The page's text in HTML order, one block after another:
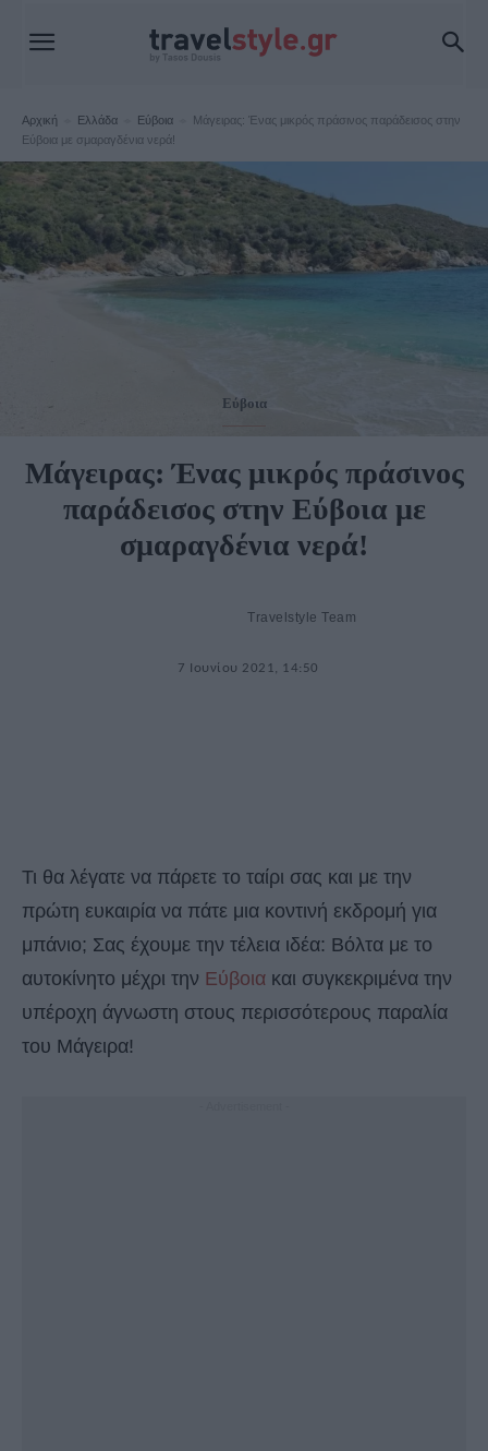
Αρχική Ελλάδα Εύβοια
Μάγειρας: Ένας μικρός πράσινος παράδεισος στην
Εύβοια με σμαραγδένια νερά!
Εύβοια
Μάγειρας: Ένας μικρός πράσινος
παράδεισος στην Εύβοια με
σμαραγδένια νερά!
Travelstyle Team
7 Ιουνίου 2021, 14:50
Τι θα λέγατε να πάρετε το ταίρι σας και με την
πρώτη ευκαιρία να πάτε μια κοντινή εκδρομή για
μπάνιο; Σας έχουμε την τέλεια ιδέα: Βόλτα με το
αυτοκίνητο μέχρι την Εύβοια και συγκεκριμένα την
υπέροχη άγνωστη στους περισσότερους παραλία
του Μάγειρα!